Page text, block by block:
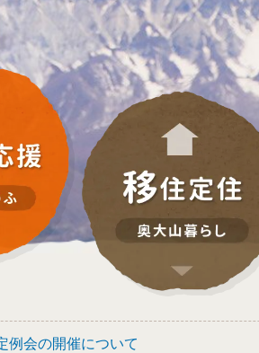
例会の開催について